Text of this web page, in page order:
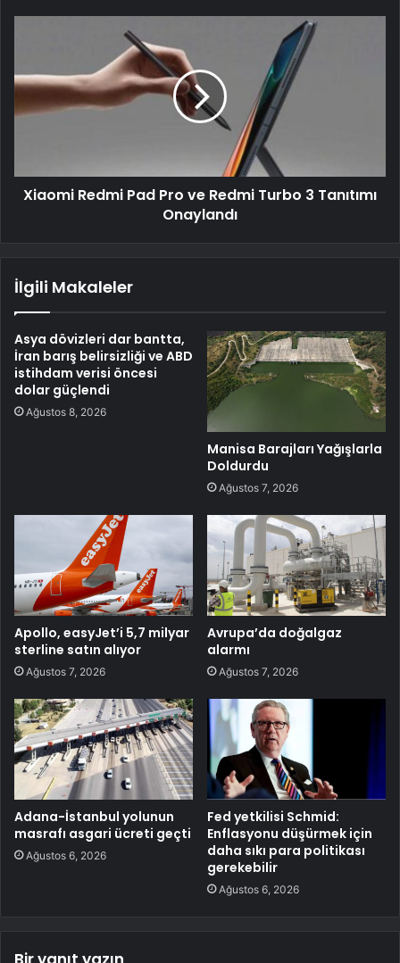
Xiaomi Redmi Pad Pro ve Redmi Turbo 3 Tanıtımı
Onaylandı
İlgili Makaleler
Asya dövizleri dar bantta,
İran barış belirsizliği ve ABD
istihdam verisi öncesi
dolar güçlendi
Ağustos 8, 2026
Manisa Barajları Yağışlarla
Doldurdu
Ağustos 7, 2026
Apollo, easyJet’i 5,7 milyar
sterline satın alıyor
Ağustos 7, 2026
Avrupa’da doğalgaz
alarmı
Ağustos 7, 2026
Adana-İstanbul yolunun
masrafı asgari ücreti geçti
Ağustos 6, 2026
Fed yetkilisi Schmid:
Enflasyonu düşürmek için
daha sıkı para politikası
gerekebilir
Ağustos 6, 2026